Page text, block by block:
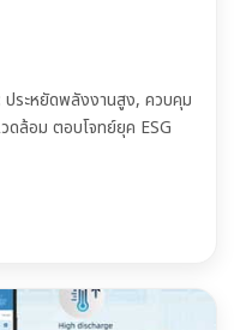
ประหยัดพลังงานสูง, ควบคุม
ดล้อม ตอบโจทย์ยุค ESG